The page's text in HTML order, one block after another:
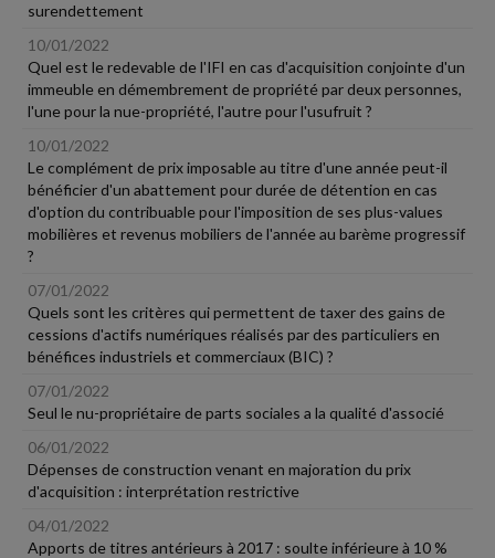
surendettement
10/01/2022
Quel est le redevable de l'IFI en cas d'acquisition conjointe d'un
immeuble en démembrement de propriété par deux personnes,
l'une pour la nue-propriété, l'autre pour l'usufruit ?
10/01/2022
Le complément de prix imposable au titre d'une année peut-il
bénéficier d'un abattement pour durée de détention en cas
d'option du contribuable pour l'imposition de ses plus-values
mobilières et revenus mobiliers de l'année au barème progressif
?
07/01/2022
Quels sont les critères qui permettent de taxer des gains de
cessions d'actifs numériques réalisés par des particuliers en
bénéfices industriels et commerciaux (BIC) ?
07/01/2022
Seul le nu-propriétaire de parts sociales a la qualité d'associé
06/01/2022
Dépenses de construction venant en majoration du prix
d'acquisition : interprétation restrictive
04/01/2022
Apports de titres antérieurs à 2017 : soulte inférieure à 10 %